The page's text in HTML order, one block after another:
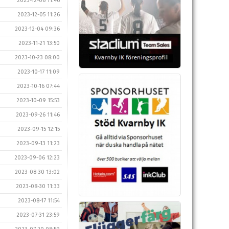
2023-12-05 11:26
2023-12-04 09:36
2023-11-21 13:50
2023-10-23 08:00
2023-10-17 11:09
2023-10-16 07:44
2023-10-09 15:53
2023-09-26 11:46
2023-09-15 12:15
2023-09-13 11:23
2023-09-06 12:23
2023-08-30 13:02
2023-08-30 11:33
2023-08-17 11:54
2023-07-31 23:59